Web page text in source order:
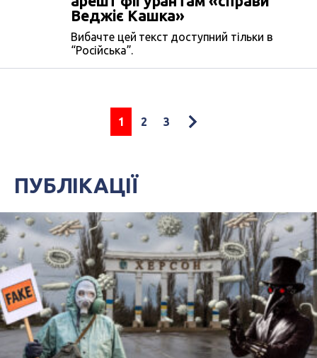
Веджіє Кашка»
Вибачте цей текст доступний тільки в
“Російська”.
1 2 3
ПУБЛІКАЦІЇ